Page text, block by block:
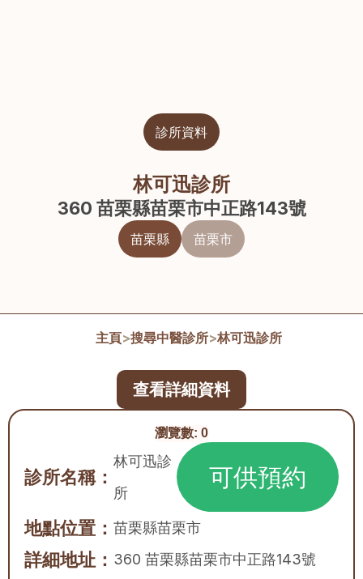
診所資料
林可迅診所
360 苗栗縣苗栗市中正路143號
苗栗縣 苗栗市
主頁>搜尋中醫診所>林可迅診所
瀏覽數: 0
診所名稱：
林可迅診
所
可供預約
地點位置： 苗栗縣苗栗市
詳細地址： 360 苗栗縣苗栗市中正路143號
查看詳細資料